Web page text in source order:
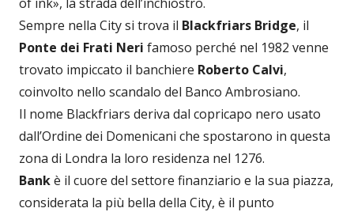
Sempre nella City si trova il Blackfriars Bridge, il
Ponte dei Frati Neri famoso perché nel 1982 venne
trovato impiccato il banchiere Roberto Calvi,
coinvolto nello scandalo del Banco Ambrosiano.
Il nome Blackfriars deriva dal copricapo nero usato
dall’Ordine dei Domenicani che spostarono in questa
zona di Londra la loro residenza nel 1276.
Bankè il cuore del settore finanziario e la sua piazza,
considerata la più bella della City, è il punto